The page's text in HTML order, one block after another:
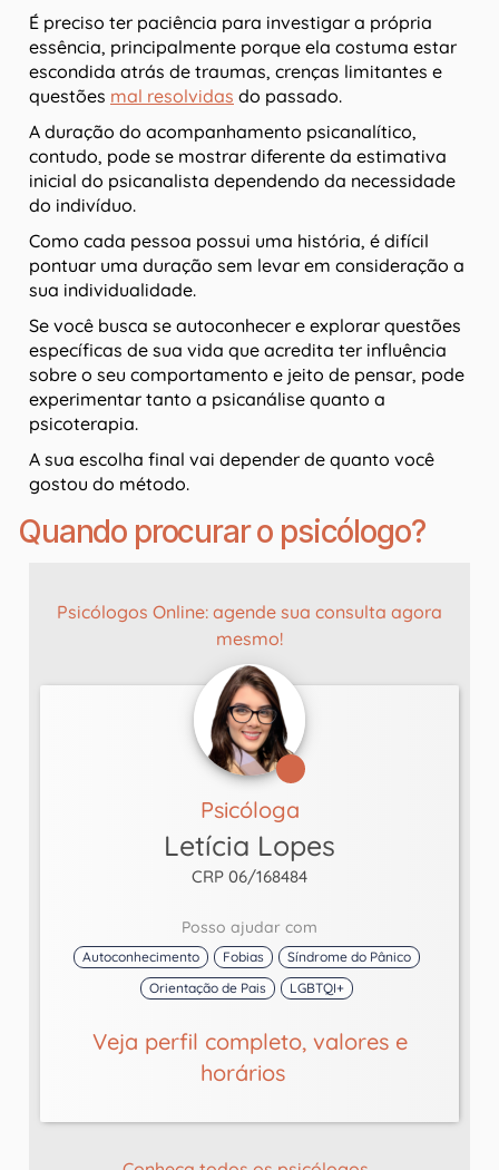
É preciso ter paciência para investigar a própria
essência, principalmente porque ela costuma estar
escondida atrás de traumas, crenças limitantes e
questões mal resolvidas do passado.
A duração do acompanhamento psicanalítico,
contudo, pode se mostrar diferente da estimativa
inicial do psicanalista dependendo da necessidade
do indivíduo.
Como cada pessoa possui uma história, é difícil
pontuar uma duração sem levar em consideração a
sua individualidade.
Se você busca se autoconhecer e explorar questões
específicas de sua vida que acredita ter influência
sobre o seu comportamento e jeito de pensar, pode
experimentar tanto a psicanálise quanto a
psicoterapia.
A sua escolha final vai depender de quanto você
gostou do método.
Quando procurar o psicólogo?
Psicólogos Online: agende sua consulta agora
mesmo!
Psicóloga
Letícia Lopes
CRP 06/168484
Posso ajudar com
Autoconhecimento Fobias
Síndrome do Pânico
Orientação de Pais
LGBTQI+
Veja perfil completo, valores e
horários